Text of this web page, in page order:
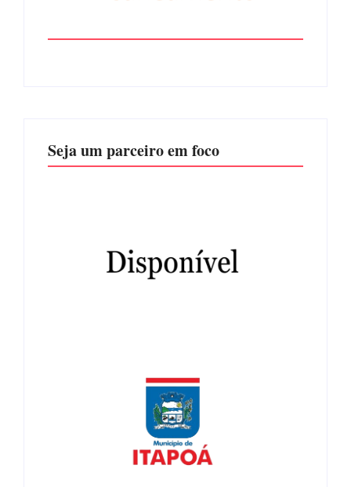
Seja um parceiro em foco